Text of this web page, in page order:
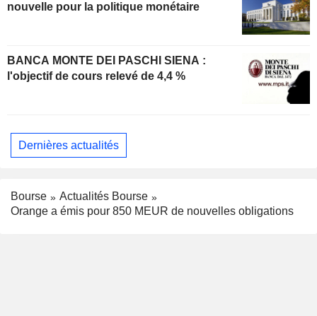
nouvelle pour la politique monétaire
BANCA MONTE DEI PASCHI SIENA :
l'objectif de cours relevé de 4,4 %
Dernières actualités
Bourse
Actualités Bourse
Orange a émis pour 850 MEUR de nouvelles obligations